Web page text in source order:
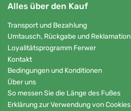
Alles über den Kauf
Transport und Bezahlung
Umtausch, Rückgabe und Reklamation
Loyalitätsprogramm Ferwer
Kontakt
Bedingungen und Konditionen
Über uns
So messen Sie die Länge des Fußes
Erklärung zur Verwendung von Cookies